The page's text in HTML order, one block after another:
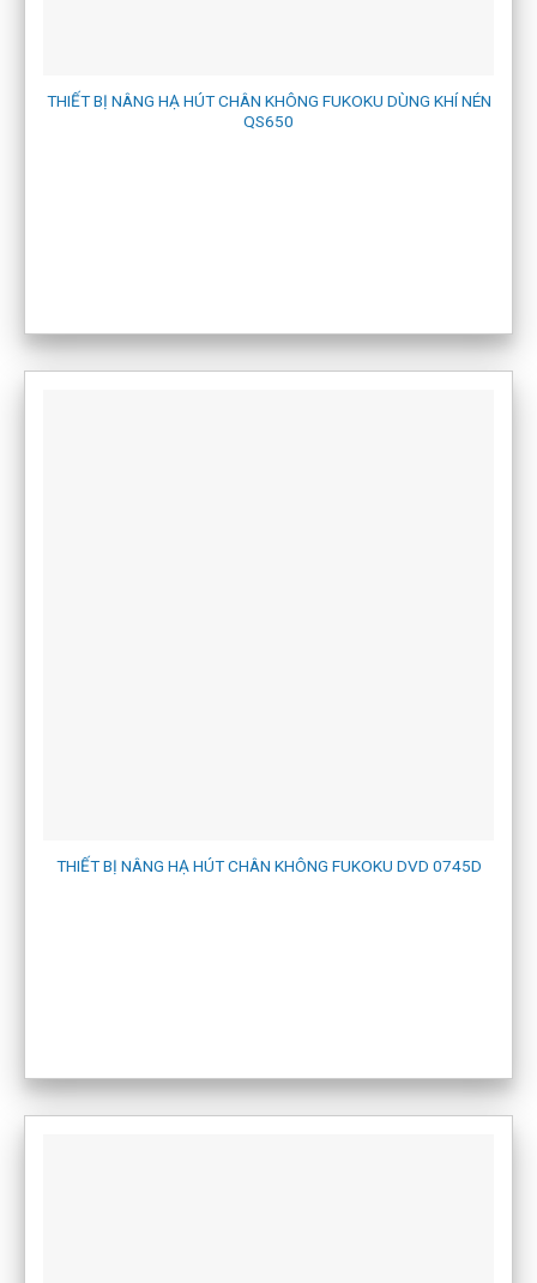
THIẾT BỊ NÂNG HẠ HÚT CHÂN KHÔNG FUKOKU DÙNG KHÍ NÉN
QS650
THIẾT BỊ NÂNG HẠ HÚT CHÂN KHÔNG FUKOKU DVD 0745D